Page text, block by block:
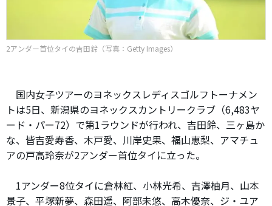
2アンダー首位タイの吉田鈴（写真：Getty Images）
国内女子ツアーのヨネックスレディスゴルフトーナメン
トは5日、新潟県のヨネックスカントリークラブ（6,483ヤ
ード・パー72）で第1ラウンドが行われ、吉田鈴、三ヶ島か
な、皆吉愛寿香、木戸愛、川岸史果、福山恵梨、アマチュ
アの戸高玲奈が2アンダー首位タイに立った。
1アンダー8位タイに倉林紅、小林光希、吉澤柚月、山本
景子、平塚新夢、森田遥、阿部未悠、高木優奈、ジ・ユア